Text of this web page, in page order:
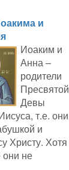
и
Иоаким и
Анна –
родители
Пресвятой
Девы
т.е. они
и
Христу. Хотя
не